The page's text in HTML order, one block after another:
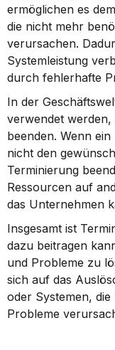
ermöglichen es
die nicht mehr
verursachen.
Systemleistung
durch fehlerhafte
In der
verwendet
beenden. Wenn
nicht den
Terminierung
Ressourcen auf
das Unternehmen
Insgesamt ist
dazu beitragen
und Probleme zu
sich auf das
oder Systemen,
Probleme